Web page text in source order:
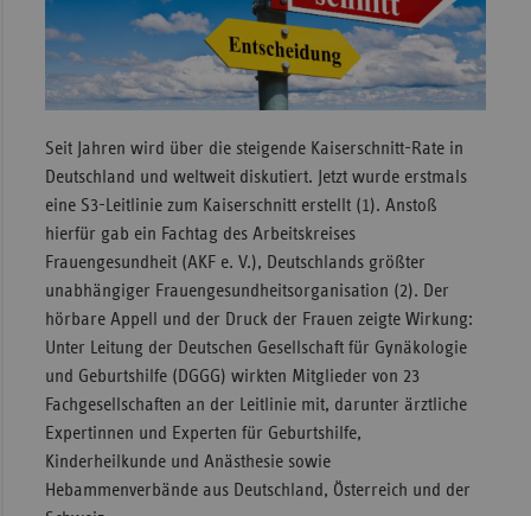
Seit Jahren wird über die steigende Kaiserschnitt-Rate in
Deutschland und weltweit diskutiert. Jetzt wurde erstmals
eine S3-Leitlinie zum Kaiserschnitt erstellt (1). Anstoß
hierfür gab ein Fachtag des Arbeitskreises
Frauengesundheit (AKF e. V.), Deutschlands größter
unabhängiger Frauengesundheitsorganisation (2). Der
hörbare Appell und der Druck der Frauen zeigte Wirkung:
Unter Leitung der Deutschen Gesellschaft für Gynäkologie
und Geburtshilfe (DGGG) wirkten Mitglieder von 23
Fachgesellschaften an der Leitlinie mit, darunter ärztliche
Expertinnen und Experten für Geburtshilfe,
Kinderheilkunde und Anästhesie sowie
Hebammenverbände aus Deutschland, Österreich und der